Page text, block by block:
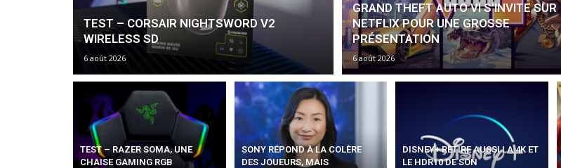
TEST – CORSAIR NIGHTSWORD V2
WIRELESS SD
6 août 2026
GRAND THEFT AUTO VI S’INVITE SUR
NETFLIX POUR UNE GROSSE
PRÉSENTATION
6 août 2026
TEST – RAZER SOMA, UNE
CHAISE GAMING RGB
SONY RÉPOND À LA COLÈRE
DES JOUEURS, MAIS
DISNEY+ RETIRE AUSSI LA 4K ET
LE HDR10 DE SON